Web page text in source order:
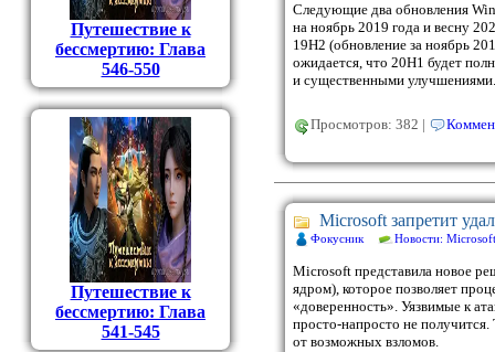
Путешествие к
бессмертию: Глава
546-550
Путешествие к
бессмертию: Глава
541-545
Следующие два обновления
на ноябрь 2019 года и весну
19H2 (обновление за ноябрь
ожидается, что 20H1 будет
и существенными улучшениями.
Просмотров: 382 |
Microsoft запретит
Фокусник Новости: Microsoft
Microsoft представила новое
ядром), которое позволяет
«доверенность». Уязвимые к
просто-напросто не
от возможных взломов.